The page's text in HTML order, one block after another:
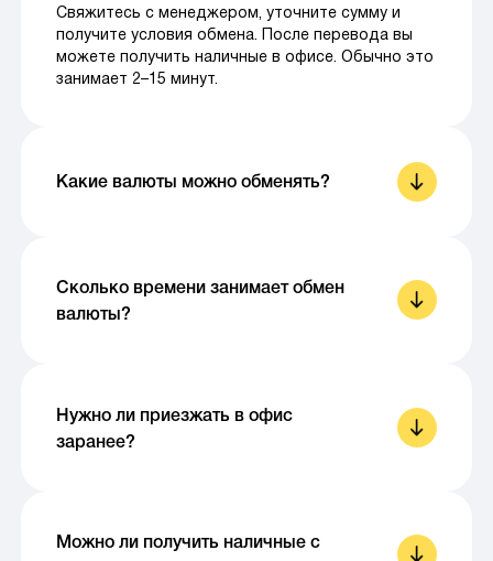
Свяжитесь с менеджером, уточните сумму и
получите условия обмена. После перевода вы
можете получить наличные в офисе. Обычно это
занимает 2–15 минут.
Какие валюты можно обменять?
Сколько времени занимает обмен
валюты?
Нужно ли приезжать в офис
заранее?
Можно ли получить наличные с